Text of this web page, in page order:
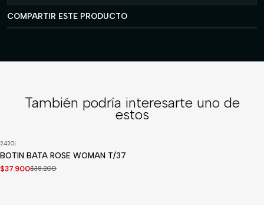
COMPARTIR ESTE PRODUCTO
También podría interesarte uno de
estos
2420|
BOTIN BATA ROSE WOMAN T/37
$37.900$38.200